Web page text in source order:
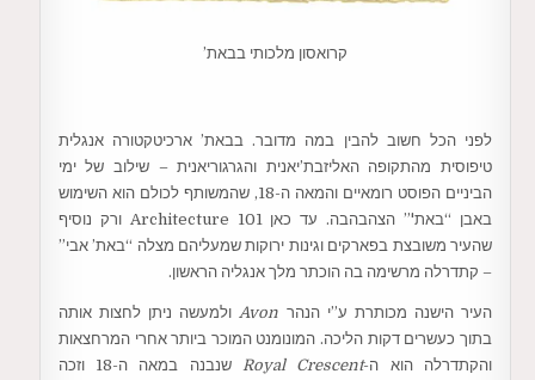
קרואסון מלכותי בבאת’
לפני הכל חשוב להבין במה מדובר. בבאת’ ארכיטקטורה אנגלית
טיפוסית מהתקופה האליזבת’יאנית והגרגוריאנית – שילוב של ימי
הביניים הפוסט רומאיים והמאה ה-18, שהמשותף לכולם הוא השימוש
באבן “באת'” הצהבהבה. עד כאן Architecture 101 ורק נוסיף
שהעיר משובצת בפארקים וגינות ירוקות שמעליהם מצלה “באת’ אבי”
– קתדרלה מרשימה בה הוכתר מלך אנגליה הראשון.
העיר הישנה מכותרת ע”י הנהר Avon ולמעשה ניתן לחצות אותה
בתוך כעשרים דקות הליכה. המונומנט המוכר ביותר אחרי המרחצאות
והקתדרלה הוא ה-Royal Crescent
שנבנה במאה ה-18 וזכה